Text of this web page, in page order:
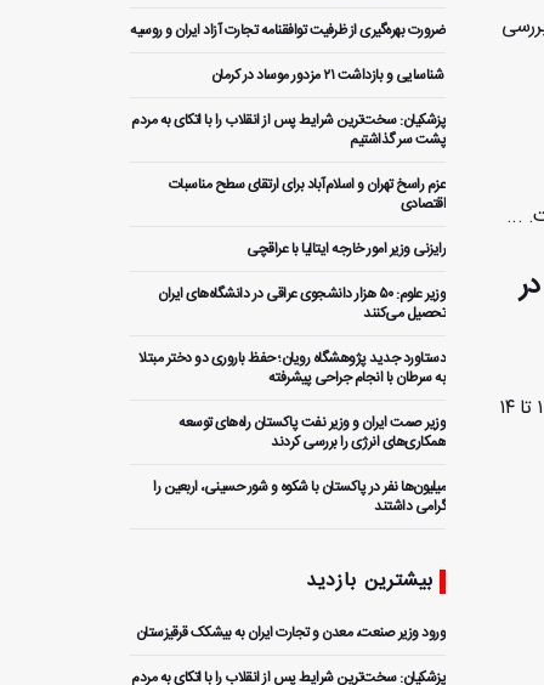
...
تهران- ایران پرس: کنگره و نمایشگاه بین‌المللی هوش مصنوعی با عنوان «کیش آی ویژن ۲۰۲۵» از ۱۱ تا ۱۴
ضرورت بهره‌گیری از ظرفیت توافقنامه تجارت آزاد ایران و روسیه
️ شناسایی و بازداشت ۲۱ مزدور موساد در کرمان
پزشکیان: سخت‌ترین شرایط پس از انقلاب را با اتکای به مردم
پشت سر گذاشتیم
عزم راسخ تهران و اسلام‌آباد برای ارتقای سطح مناسبات
اقتصادی
رایزنی وزیر امور خارجه ایتالیا با عراقچی
وزیر علوم: ۵۰ هزار دانشجوی عراقی در دانشگاه‌های ایران
تحصیل می‌کنند
دستاورد جدید پژوهشگاه رویان؛ حفظ باروری دو دختر مبتلا
به سرطان با انجام جراحی پیشرفته
وزیر صمت ایران و وزیر نفت پاکستان راه‌های توسعه
همکاری‌های انرژی را بررسی کردند
میلیون‌ها نفر در پاکستان با شکوه و شور حسینی، اربعین را
گرامی داشتند
بخش خصوصی
اسرائیل را مهار کرد
آغاز دهمین اجلاس کمیته مشترک اقتصادی ایران و پاکستان
بیشترین بازدید
ورود وزیر صنعت، معدن و تجارت ایران به بیشکک قرقیزستان
پزشکیان: سخت‌ترین شرایط پس از انقلاب را با اتکای به مردم